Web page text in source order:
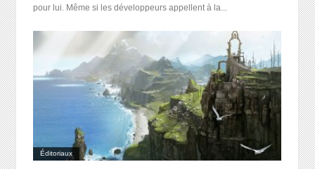
pour lui. Même si les développeurs appellent à la...
Éditoriaux